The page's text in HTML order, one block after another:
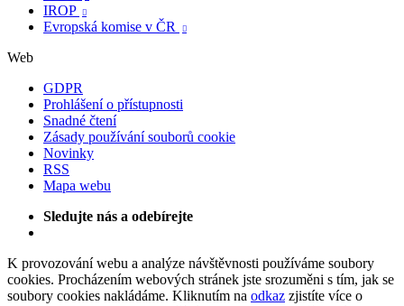
IROP 
Evropská komise v ČR 
Web
GDPR
Prohlášení o přístupnosti
Snadné čtení
Zásady používání souborů cookie
Novinky
RSS
Mapa webu
Sledujte nás a odebírejte
K provozování webu a analýze návštěvnosti používáme soubory
cookies. Procházením webových stránek jste srozuměni s tím, jak se
soubory cookies nakládáme. Kliknutím na odkaz zjistíte více o